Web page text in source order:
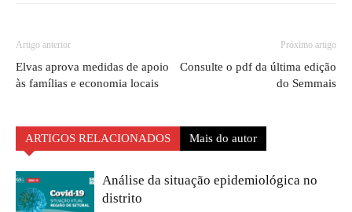
Artigo anterior
Elvas aprova medidas de apoio
às famílias e economia locais
Próximo artigo
Consulte o pdf da última edição
do Semmais
ARTIGOS RELACIONADOS Mais do autor
Análise da situação epidemiológica no
distrito